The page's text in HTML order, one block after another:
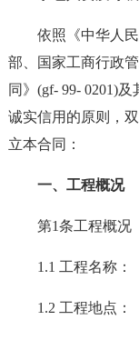
依照《中华人
部、国家工商行政
同》(gf- 99- 0201)
诚实信用的原则，
立本合同：
一、工程概况
第1条工程概况
1.1 工程名称：
1.2 工程地点：